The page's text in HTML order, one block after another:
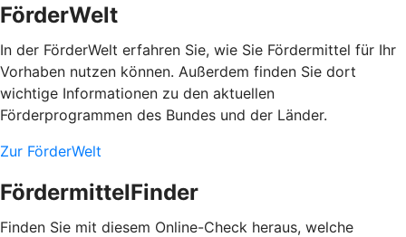
FörderWelt
In der FörderWelt erfahren Sie, wie Sie Fördermittel für Ihr
Vorhaben nutzen können. Außerdem finden Sie dort
wichtige Informationen zu den aktuellen
Förderprogrammen des Bundes und der Länder.
Zur FörderWelt
FördermittelFinder
Finden Sie mit diesem Online-Check heraus, welche